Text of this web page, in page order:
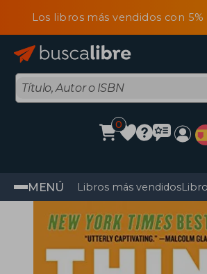
Los libros más vendidos con
0
MENÚ Libros más vendidos